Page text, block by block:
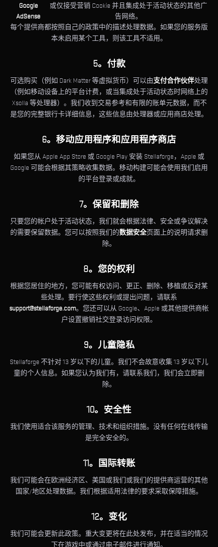
Google
AdSense
或仅接受营销 Cookie 并且集成处于活动状态的其他广
告网络。
每个提供商都按照自己的政策中的描述处理数据。如果您的服务版
本未启用某个工具，则该工具不适用。
5。付款
可选购买（例如 Dark Matter 等虚拟货币）可以由支付合作伙伴处理
（例如移动设备上的平台计费，或当集成处于活动状态时网络上的
Xsolla 等处理器）。我们收到交易参考和有限的账单元数据，而不
是您的完整银行卡详细信息，这些信息由处理器或应用商店处理。
6。移动应用程序和应用程序商店
如果您从 Apple App Store 或 Google Play 安装 Stellaforge，Apple 或
Google 可能会根据其策略收集数据。移动构建可能会使用我们启用
的平台登录或成就。
7。保留和删除
只要您的帐户处于活动状态，我们就会根据法律、安全或争议解决
的需要保留数据。您可以按照我们的数据安全页面上的说明请求删
除。
8。您的权利
根据您居住的地方，您可能有权访问、更正、删除、移植或反对某
些处理。要行使这些权利或提出问题，请联系
support@stellaforge.com。您还可以从 Google、Apple 或其他提供商帐
户设置撤销社交登录访问权限。
9。儿童隐私
Stellaforge 不针对 13 岁以下的儿童。我们不会故意收集 13 岁以下儿
童的个人信息。如果您认为我们有，请联系我们，我们会立即删
除。
10。安全性
我们使用适合该服务的管理、技术和组织措施。没有任何在线传输
是完全安全的。
11。国际转账
我们可能会在欧洲经济区、美国或我们或我们的提供商运营的其他
国家/地区处理数据。我们根据适用法律的要求采取保障措施。
12。变化
我们可能会更新此政策。重大变更将在此处发布，并在适当的情况
下在游戏中或通过电子邮件进行通知。